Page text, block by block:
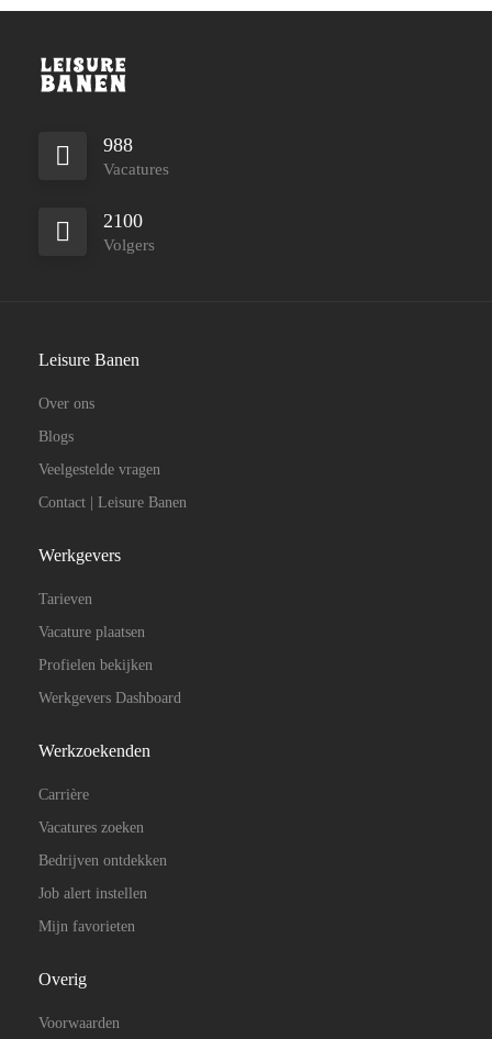
988
Vacatures
2100
Volgers
Leisure Banen
Over ons
Blogs
Veelgestelde vragen
Contact | Leisure Banen
Werkgevers
Tarieven
Vacature plaatsen
Profielen bekijken
Werkgevers Dashboard
Werkzoekenden
Carrière
Vacatures zoeken
Bedrijven ontdekken
Job alert instellen
Mijn favorieten
Overig
Voorwaarden